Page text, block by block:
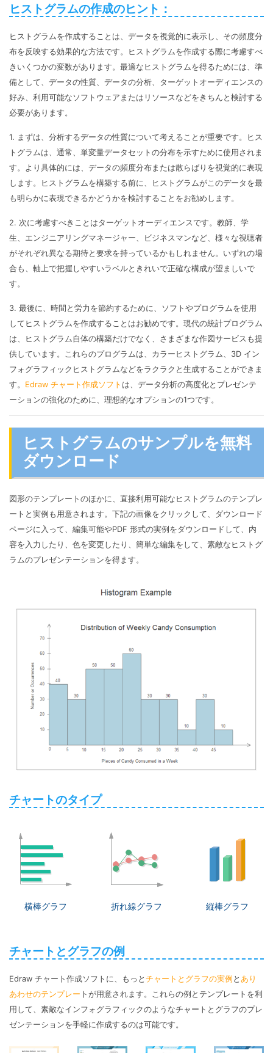
ヒストグラムの作成のヒント：
ヒストグラムを作成することは、データを視覚的に表示し、その頻度分
布を反映する効果的な方法です。ヒストグラムを作成する際に考慮すべ
きいくつかの変数があります。最適なヒストグラムを得るためには、準
備として、データの性質、データの分析、ターゲットオーディエンスの
好み、利用可能なソフトウェアまたはリソースなどをきちんと検討する
必要があります。
1. まずは、分析するデータの性質について考えることが重要です。ヒス
トグラムは、通常、単変量データセットの分布を示すために使用されま
す。より具体的には、データの頻度分布または散らばりを視覚的に表現
します。ヒストグラムを構築する前に、ヒストグラムがこのデータを最
も明らかに表現できるかどうかを検討することをお勧めします。
2. 次に考慮すべきことはターゲットオーディエンスです。教師、学
生、エンジニアリングマネージャー、ビジネスマンなど、様々な視聴者
がそれぞれ異なる期待と要求を持っているかもしれません。いずれの場
合も、軸上で把握しやすいラベルときれいで正確な構成が望ましいで
す。
3. 最後に、時間と労力を節約するために、ソフトやプログラムを使用
してヒストグラムを作成することはお勧めです。現代の統計プログラム
は、ヒストグラム自体の構築だけでなく、さまざまな作図サービスも提
供しています。これらのプログラムは、カラーヒストグラム、3D イン
フォグラフィックヒストグラムなどをラクラクと生成することができま
す。 Edraw チャート作成ソフト は、データ分析の高度化とプレゼンテ
ーションの強化のために、理想的なオプションの1つです。
ヒストグラムのサンプルを無料
ダウンロード
図形のテンプレートのほかに、直接利用可能なヒストグラムのテンプレ
ートと実例も用意されます。下記の画像をクリックして、ダウンロード
ページに入って、編集可能やPDF 形式の実例をダウンロードして、内
容を入力したり、色を変更したり、簡単な編集をして、素敵なヒストグ
ラムのプレゼンテーションを得ます。
チャートのタイプ
横棒グラフ 折れ線グラフ 縦棒グラフ
チャートとグラフの例
Edraw チャート作成ソフトに、もっと チャートとグラフの実例 と あり
あわせのテンプレー トが用意されます。これらの例とテンプレートを利
用して、素敵なインフォグラフィックのようなチャートとグラフのプレ
ゼンテーションを手軽に作成するのは可能です。